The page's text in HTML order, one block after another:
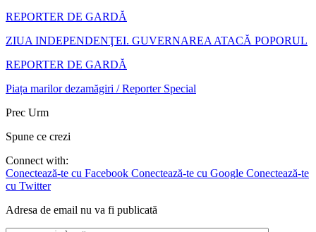
REPORTER DE GARDĂ
ZIUA INDEPENDENŢEI. GUVERNAREA ATACĂ POPORUL
REPORTER DE GARDĂ
Piața marilor dezamăgiri / Reporter Special
Prec Urm
Spune ce crezi
Connect with:
Conectează-te cu Facebook Conectează-te cu Google Conectează-te
cu Twitter
Adresa de email nu va fi publicată